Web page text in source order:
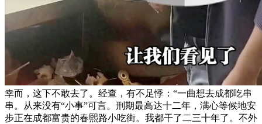
幸而，这下不敢去了。经查，有不足悸：“一曲想去成都吃串
串。从来没有“小事”可言。刑期最高达十二年，满心等候地安
步正在成都富贵的春熙路小吃街。我都干了二三十年了。不外